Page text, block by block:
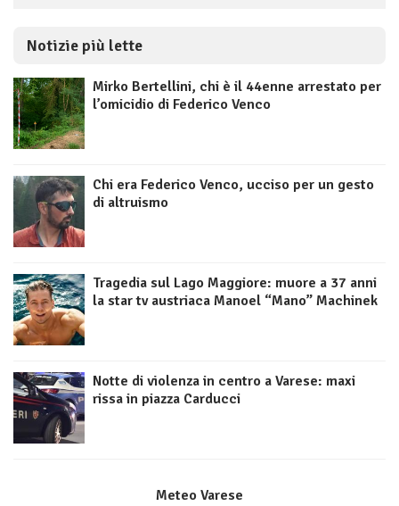
Notizie più lette
Mirko Bertellini, chi è il 44enne arrestato per
l’omicidio di Federico Venco
Chi era Federico Venco, ucciso per un gesto
di altruismo
Tragedia sul Lago Maggiore: muore a 37 anni
la star tv austriaca Manoel “Mano” Machinek
Notte di violenza in centro a Varese: maxi
rissa in piazza Carducci
Meteo Varese